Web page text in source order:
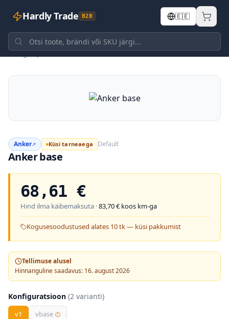
Hardly Trade B2B 🇪🇪
Tagasi poodi
Anker↗ Küsi tarneaega Default
Anker base
68,61 €
Hind ilma käibemaksuta ·83,70€ koos km-ga
Kogusesoodustused alates 10 tk — küsi pakkumist
Tellimuse alusel
Hinnanguline saadavus: 16. august 2026
Konfiguratsioon (2 varianti)
v1 vbase ⏱